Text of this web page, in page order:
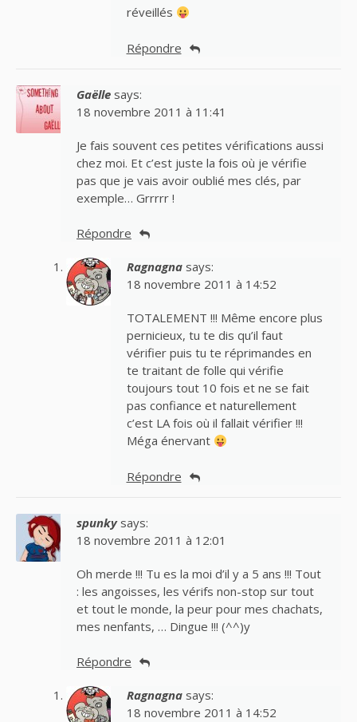
réveillés
Répondre
Gaëlle says:
18 novembre 2011 à 11:41
Je fais souvent ces petites vérifications aussi
chez moi. Et c’est juste la fois où je vérifie
pas que je vais avoir oublié mes clés, par
exemple… Grrrrr !
Répondre
Ragnagna says:
18 novembre 2011 à 14:52
TOTALEMENT !!! Même encore plus
pernicieux, tu te dis qu’il faut
vérifier puis tu te réprimandes en
te traitant de folle qui vérifie
toujours tout 10 fois et ne se fait
pas confiance et naturellement
c’est LA fois où il fallait vérifier !!!
Méga énervant
Répondre
spunky says:
18 novembre 2011 à 12:01
Oh merde !!! Tu es la moi d’il y a 5 ans !!! Tout
: les angoisses, les vérifs non-stop sur tout
et tout le monde, la peur pour mes chachats,
mes nenfants, … Dingue !!! (^^)y
Répondre
Ragnagna says:
18 novembre 2011 à 14:52